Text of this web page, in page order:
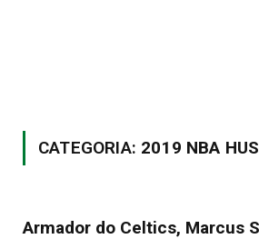
CATEGORIA: 2019 NBA
Armador do Celtics, Marcus